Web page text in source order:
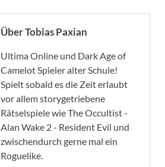
Über Tobias Paxian
Ultima Online und Dark Age of
Camelot Spieler alter Schule!
Spielt sobald es die Zeit erlaubt
vor allem storygetriebene
Rätselspiele wie The Occultist -
Alan Wake 2 - Resident Evil und
zwischendurch gerne mal ein
Roguelike.